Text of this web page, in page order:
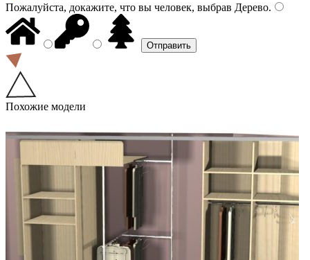
Пожалуйста, докажите, что вы человек, выбрав Дерево.
Похожие модели